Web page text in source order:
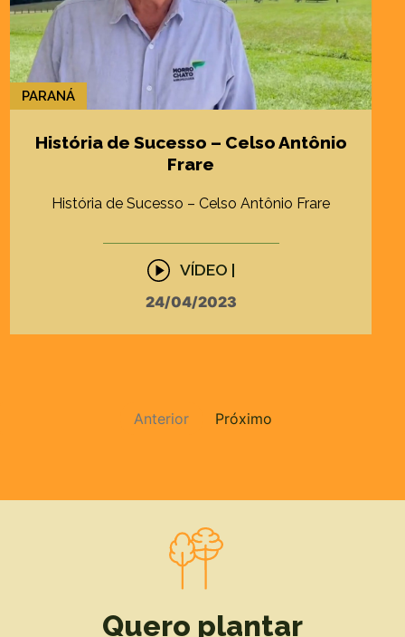
PARANÁ
História de Sucesso – Celso Antônio
Frare
História de Sucesso – Celso Antônio Frare
VÍDEO |
24/04/2023
Anterior Próximo
Quero plantar